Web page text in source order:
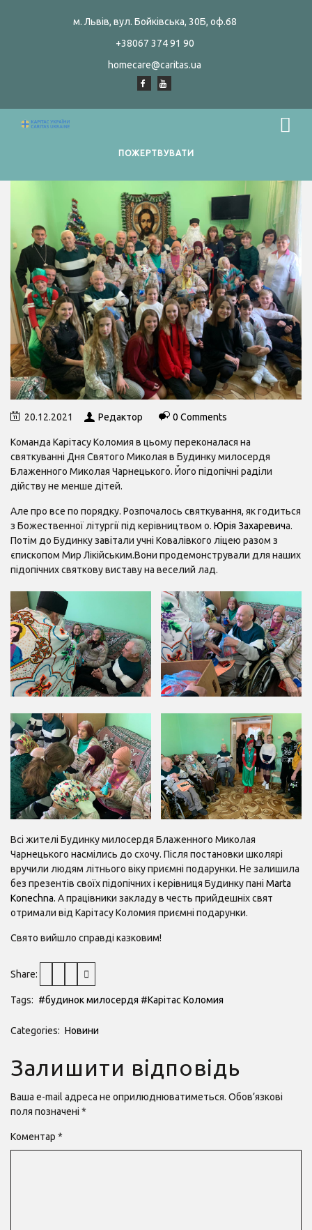
м. Львів, вул. Бойківська, 30Б, оф.68
+38067 374 91 90
homecare@caritas.ua
ПОЖЕРТВУВАТИ
20.12.2021 Редактор 0 Comments
Команда Карітасу Коломия в цьому переконалася на
святкуванні Дня Святого Миколая в Будинку милосердя
Блаженного Миколая Чарнецького. Його підопічні раділи
дійству не менше дітей.
Але про все по порядку. Розпочалось святкування, як годиться
з Божественної літургії під керівництвом о. Юрія Захаревича.
Потім до Будинку завітали учні Ковалівкого ліцею разом з
єпископом Мир Лікійським.Вони продемонстрували для наших
підопічних святкову виставу на веселий лад.
Всі жителі Будинку милосердя Блаженного Миколая
Чарнецького насмілись до схочу. Після постановки школярі
вручили людям літнього віку приємні подарунки. Не залишила
без презентів своїх підопічних і керівниця Будинку пані Marta
Konechna. А працівники закладу в честь прийдешніх свят
отримали від Карітасу Коломия приємні подарунки.
Свято вийшло справді казковим!
Share:
Tags: #будинок милосердя #Карітас Коломия
Categories: Новини
Залишити відповідь
Ваша e-mail адреса не оприлюднюватиметься. Обов’язкові
поля позначені *
Коментар *